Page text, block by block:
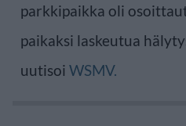
parkkipaikka oli
paikaksi laskeutua
uutisoi WSMV.